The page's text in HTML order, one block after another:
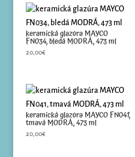
keramická glazúra MAYCO
FN034, bledá MODRÁ, 473 ml
20,00€
keramická glazúra MAYCO FN041,
tmavá MODRÁ, 473 ml
20,00€